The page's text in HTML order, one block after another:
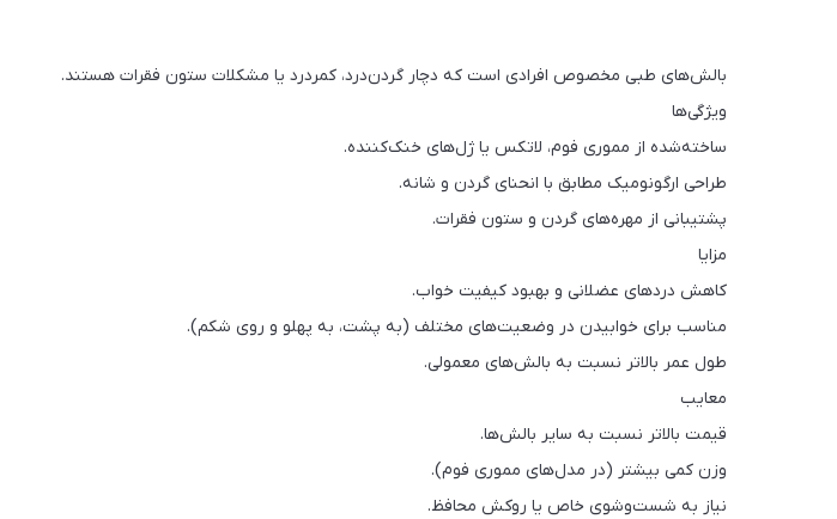
بالش‌های طبی مخصوص افرادی است که دچار گردن‌درد، کمردرد یا مشکلات ستون فقرات هستند.
ویژگی‌ها
ساخته‌شده از مموری فوم، لاتکس یا ژل‌های خنک‌کننده.
طراحی ارگونومیک مطابق با انحنای گردن و شانه.
پشتیبانی از مهره‌های گردن و ستون فقرات.
مزایا
کاهش دردهای عضلانی و بهبود کیفیت خواب.
مناسب برای خوابیدن در وضعیت‌های مختلف (به پشت، به پهلو و روی شکم).
طول عمر بالاتر نسبت به بالش‌های معمولی.
معایب
قیمت بالاتر نسبت به سایر بالش‌ها.
وزن کمی بیشتر (در مدل‌های مموری فوم).
نیاز به شست‌وشوی خاص یا روکش محافظ.